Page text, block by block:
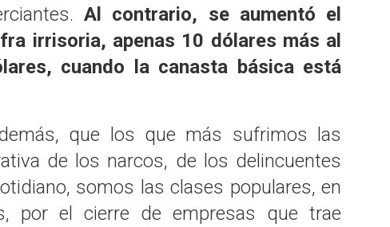
Al contrario, se aumentó el
irrisoria, apenas 10 dólares más al
cuando la canasta básica está
que los que más sufrimos las
de los narcos, de los delincuentes
somos las clases populares, en
por el cierre de empresas que trae